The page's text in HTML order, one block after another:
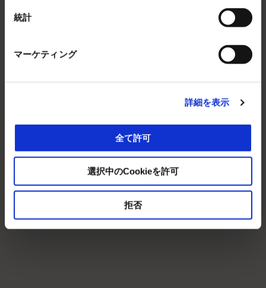
統計
マーケティング
詳細を表示
全て許可
選択中のCookieを許可
拒否